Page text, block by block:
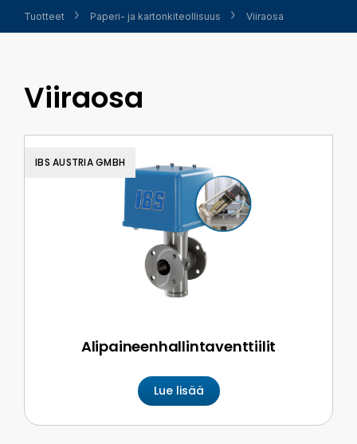
Tuotteet Paperi- ja kartonkiteollisuus Viiraosa
Viiraosa
Alipaineen­hallinta­venttiilit
Lue lisää
IBS AUSTRIA GMBH